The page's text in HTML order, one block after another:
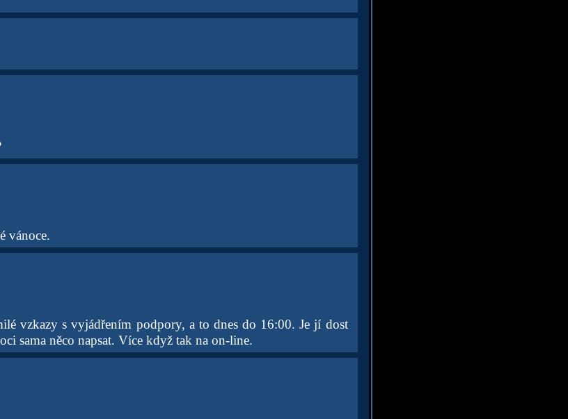
vánoce.
vzkazy s vyjádřením podpory, a to dnes do 16:00. Je jí dost
sama něco napsat. Více když tak na on-line.